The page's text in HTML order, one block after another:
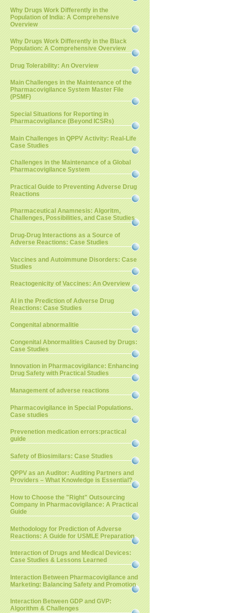
Why Drugs Work Differently in the
Population of India: A Comprehensive
Overview
Why Drugs Work Differently in the Black
Population: A Comprehensive Overview
Drug Tolerability: An Overview
Main Challenges in the Maintenance of the
Pharmacovigilance System Master File
(PSMF)
Special Situations for Reporting in
Pharmacovigilance (Beyond ICSRs)
Main Challenges in QPPV Activity: Real-Life
Case Studies
Challenges in the Maintenance of a Global
Pharmacovigilance System
Practical Guide to Preventing Adverse Drug
Reactions
Pharmaceutical Anamnesis: Algoritm,
Challenges, Possibilities, and Case Studies
Drug-Drug Interactions as a Source of
Adverse Reactions: Case Studies
Vaccines and Autoimmune Disorders: Case
Studies
Reactogenicity of Vaccines: An Overview
AI in the Prediction of Adverse Drug
Reactions: Case Studies
Congenital abnormalitie
Congenital Abnormalities Caused by Drugs:
Case Studies
Innovation in Pharmacovigilance: Enhancing
Drug Safety with Practical Studies
Management of adverse reactions
Pharmacovigilance in Special Populations.
Case studies
Prevenetion medication errors:practical
guide
Safety of Biosimilars: Case Studies
QPPV as an Auditor: Auditing Partners and
Providers – What Knowledge is Essential?
How to Choose the "Right" Outsourcing
Company in Pharmacovigilance: A Practical
Guide
Methodology for Prediction of Adverse
Reactions: A Guide for USMLE Preparation
Interaction of Drugs and Medical Devices:
Case Studies & Lessons Learned
Interaction Between Pharmacovigilance and
Marketing: Balancing Safety and Promotion
Interaction Between GDP and GVP:
Algorithm & Challenges